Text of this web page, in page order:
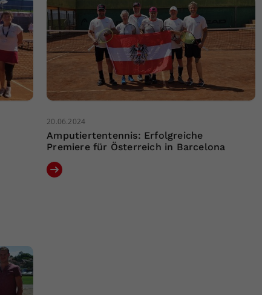
20.06.2024
Amputiertentennis: Erfolgreiche
Premiere für Österreich in Barcelona